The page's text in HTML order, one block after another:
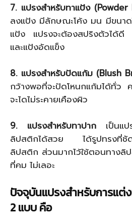
7. แปรงสำหรับทาแป้ง (Powder
ลงแป้ง มีลักษณะโค้ง มน มีขนา
แป้ง แปรงจะต้องสปริงตัวได้ดี
และแป้งอัดแข็ง
8. แปรงสำหรับปัดแก้ม (Blush
กว้างพอที่จะปัดโหนกแก้มได้ทั่ว
จะไดไม่ระคายเคืองผิว
9. แปรงสำหรับทาปาก เป็นแป
ลิปสติกได้สวย ได้รูปทรงที่ชัด
ลิปสติก ส่วนมากไว้ใช้ตอนทางลิ
ที่คม ไม่เลอะ
ปัจจุบันแปรงสำหรับการแต่
2 แบบ คือ